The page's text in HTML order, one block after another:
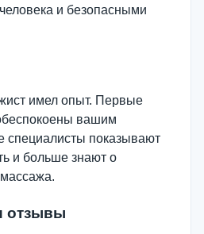
и безопасными
имел опыт. Первые
вашим
показывают
и больше знают о
отзывы